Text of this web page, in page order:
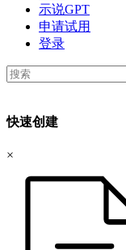
示说GPT
申请试用
登录
快速创建
×